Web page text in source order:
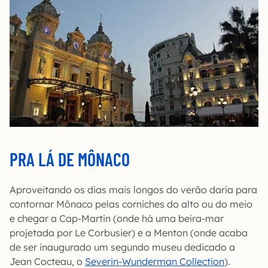
PRA LÁ DE MÔNACO
Aproveitando os dias mais longos do verão daria para
contornar Mônaco pelas corniches do alto ou do meio
e chegar a Cap-Martin (onde há uma beira-mar
projetada por Le Corbusier) e a Menton (onde acaba
de ser inaugurado um segundo museu dedicado a
Jean Cocteau, o Severin-Wunderman Collection).